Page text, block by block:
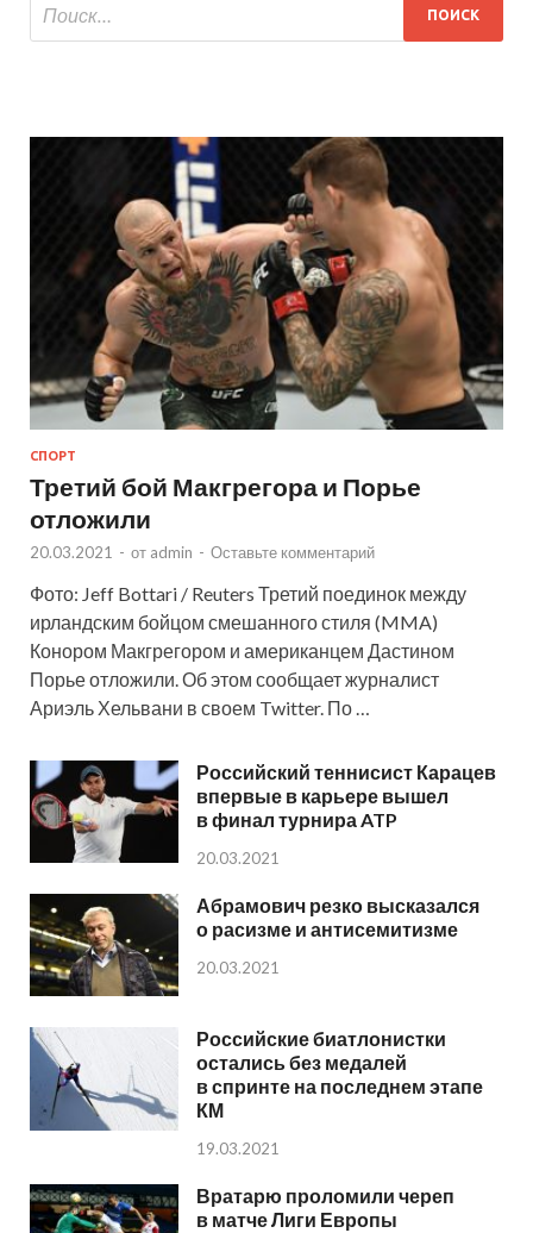
СПОРТ
Третий бой Макгрегора и Порье
отложили
20.03.2021 - от admin - Оставьте комментарий
Фото: Jeff Bottari / Reuters Третий поединок между
ирландским бойцом смешанного стиля (MMA)
Конором Макгрегором и американцем Дастином
Порье отложили. Об этом сообщает журналист
Ариэль Хельвани в своем Twitter. По …
Российский теннисист Карацев
впервые в карьере вышел
в финал турнира ATP
20.03.2021
Абрамович резко высказался
о расизме и антисемитизме
20.03.2021
Российские биатлонистки
остались без медалей
в спринте на последнем этапе
КМ
19.03.2021
Вратарю проломили череп
в матче Лиги Европы